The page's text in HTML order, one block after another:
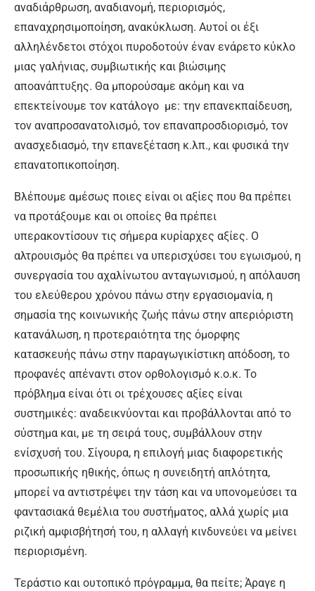
αναδιάρθρωση, αναδιανομή, περιορισμός,
επαναχρησιμοποίηση, ανακύκλωση. Αυτοί οι έξι
αλληλένδετοι στόχοι πυροδοτούν έναν ενάρετο κύκλο
μιας γαλήνιας, συμβιωτικής και βιώσιμης
αποανάπτυξης. Θα μπορούσαμε ακόμη και να
επεκτείνουμε τον κατάλογο με: την επανεκπαίδευση,
τον αναπροσανατολισμό, τον επαναπροσδιορισμό, τον
ανασχεδιασμό, την επανεξέταση κ.λπ., και φυσικά την
επανατοπικοποίηση.
Βλέπουμε αμέσως ποιες είναι οι αξίες που θα πρέπει
να προτάξουμε και οι οποίες θα πρέπει
υπερακοντίσουν τις σήμερα κυρίαρχες αξίες. Ο
αλτρουισμός θα πρέπει να υπερισχύσει του εγωισμού, η
συνεργασία του αχαλίνωτου ανταγωνισμού, η απόλαυση
του ελεύθερου χρόνου πάνω στην εργασιομανία, η
σημασία της κοινωνικής ζωής πάνω στην απεριόριστη
κατανάλωση, η προτεραιότητα της όμορφης
κατασκευής πάνω στην παραγωγικίστικη απόδοση, το
προφανές απέναντι στον ορθολογισμό κ.ο.κ. Το
πρόβλημα είναι ότι οι τρέχουσες αξίες είναι
συστημικές: αναδεικνύονται και προβάλλονται από το
σύστημα και, με τη σειρά τους, συμβάλλουν στην
ενίσχυσή του. Σίγουρα, η επιλογή μιας διαφορετικής
προσωπικής ηθικής, όπως η συνειδητή απλότητα,
μπορεί να αντιστρέψει την τάση και να υπονομεύσει τα
φαντασιακά θεμέλια του συστήματος, αλλά χωρίς μια
ριζική αμφισβήτησή του, η αλλαγή κινδυνεύει να μείνει
περιορισμένη.
Τεράστιο και ουτοπικό πρόγραμμα, θα πείτε; Άραγε η